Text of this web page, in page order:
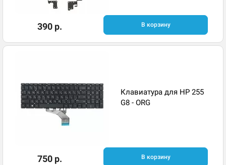
390 р. В корзину
Клавиатура для HP 255
G8 - ORG
750 р. В корзину